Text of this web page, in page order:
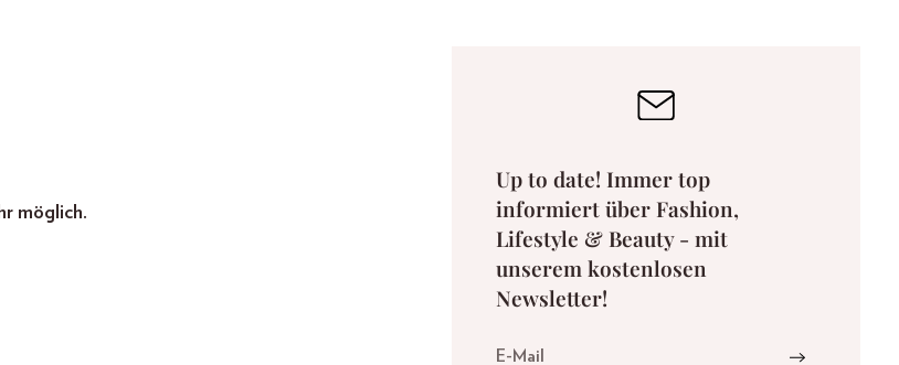
möglich.
Up to date! Immer top
informiert über Fashion,
Lifestyle & Beauty - mit
unserem kostenlosen
Newsletter!